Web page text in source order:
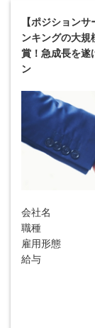
【ポジション
ンキングの大
賞！急成長を遂
ン
会社名
職種
雇用形態
給与